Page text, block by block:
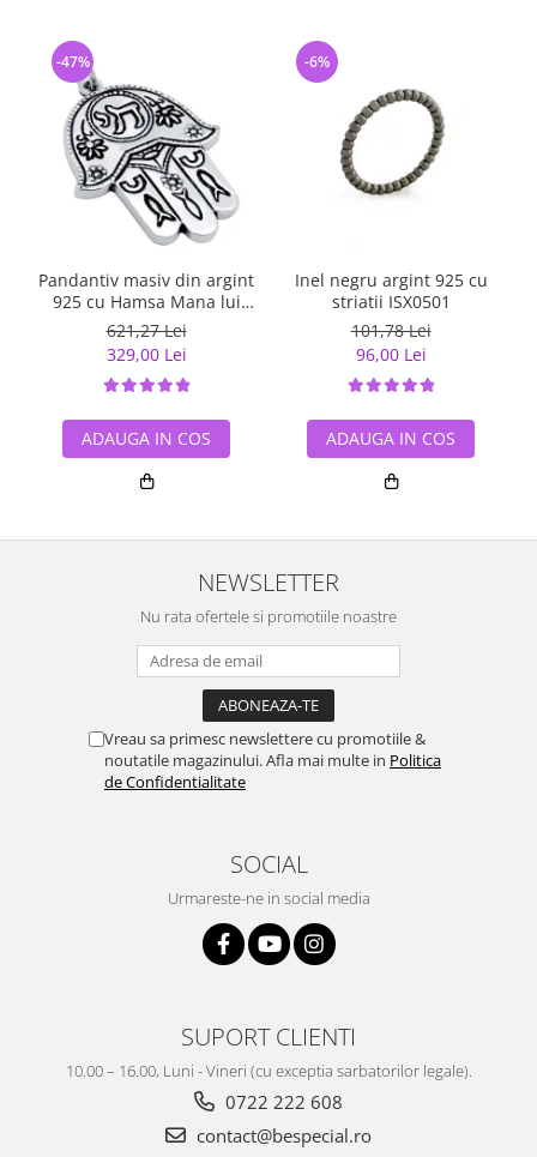
Pandantiv masiv din argint
925 cu Hamsa Mana lui
Fatima
621,27 Lei
329,00 Lei
-47%
ADAUGA IN COS
Inel negru argint 925 cu
striatii ISX0501
101,78 Lei
96,00 Lei
-6%
ADAUGA IN COS
NEWSLETTER
Nu rata ofertele si promotiile noastre
Vreau sa primesc newslettere cu promotiile &
noutatile magazinului. Afla mai multe in Politica
de Confidentialitate
SOCIAL
Urmareste-ne in social media
SUPORT CLIENTI
10.00 – 16.00, Luni - Vineri (cu exceptia sarbatorilor legale).
0722 222 608
contact@bespecial.ro